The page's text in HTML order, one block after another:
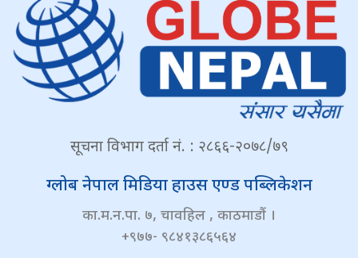
सूचना विभाग दर्ता नं. : २८६६-२०७८/७९
ग्लोब नेपाल मिडिया हाउस एण्ड पब्लिकेशन
का.म.न.पा. ७, चावहिल , काठमाडौं ।
+९७७- ९८४१३८६५६४